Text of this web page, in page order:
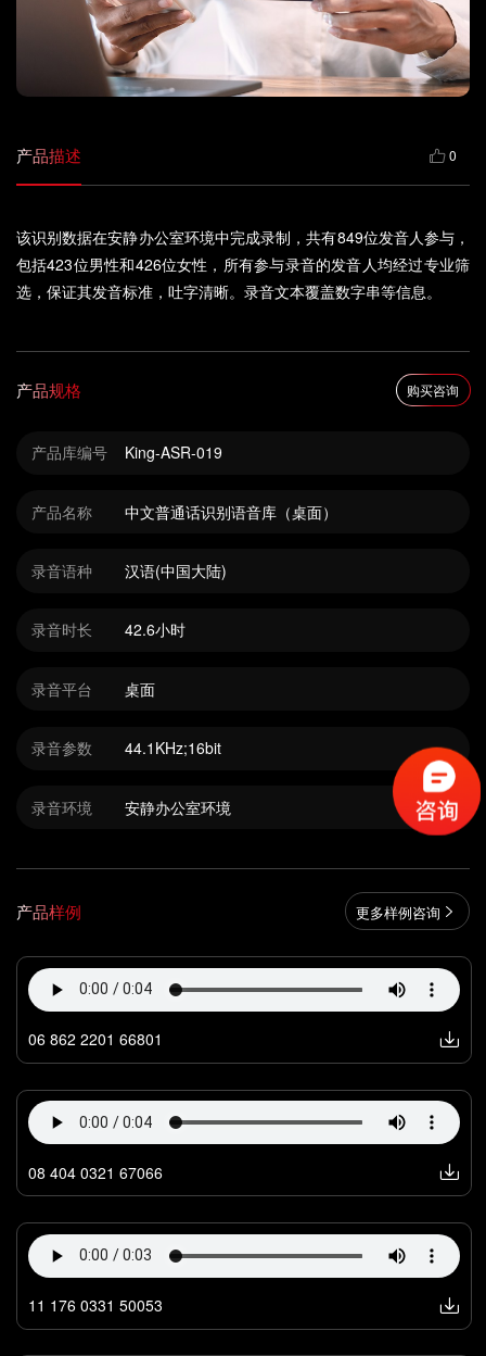
产品描述 0
该识别数据在安静办公室环境中完成录制，共有849位发音人参与，
包括423位男性和426位女性，所有参与录音的发音人均经过专业筛
选，保证其发音标准，吐字清晰。录音文本覆盖数字串等信息。
产品规格 购买咨询
产品库编号 King-ASR-019
产品名称 中文普通话识别语音库（桌面）
录音语种 汉语(中国大陆)
录音时长 42.6小时
录音平台 桌面
录音参数 44.1KHz;16bit
录音环境 安静办公室环境
产品样例 更多样例咨询
06 862 2201 66801
08 404 0321 67066
11 176 0331 50053